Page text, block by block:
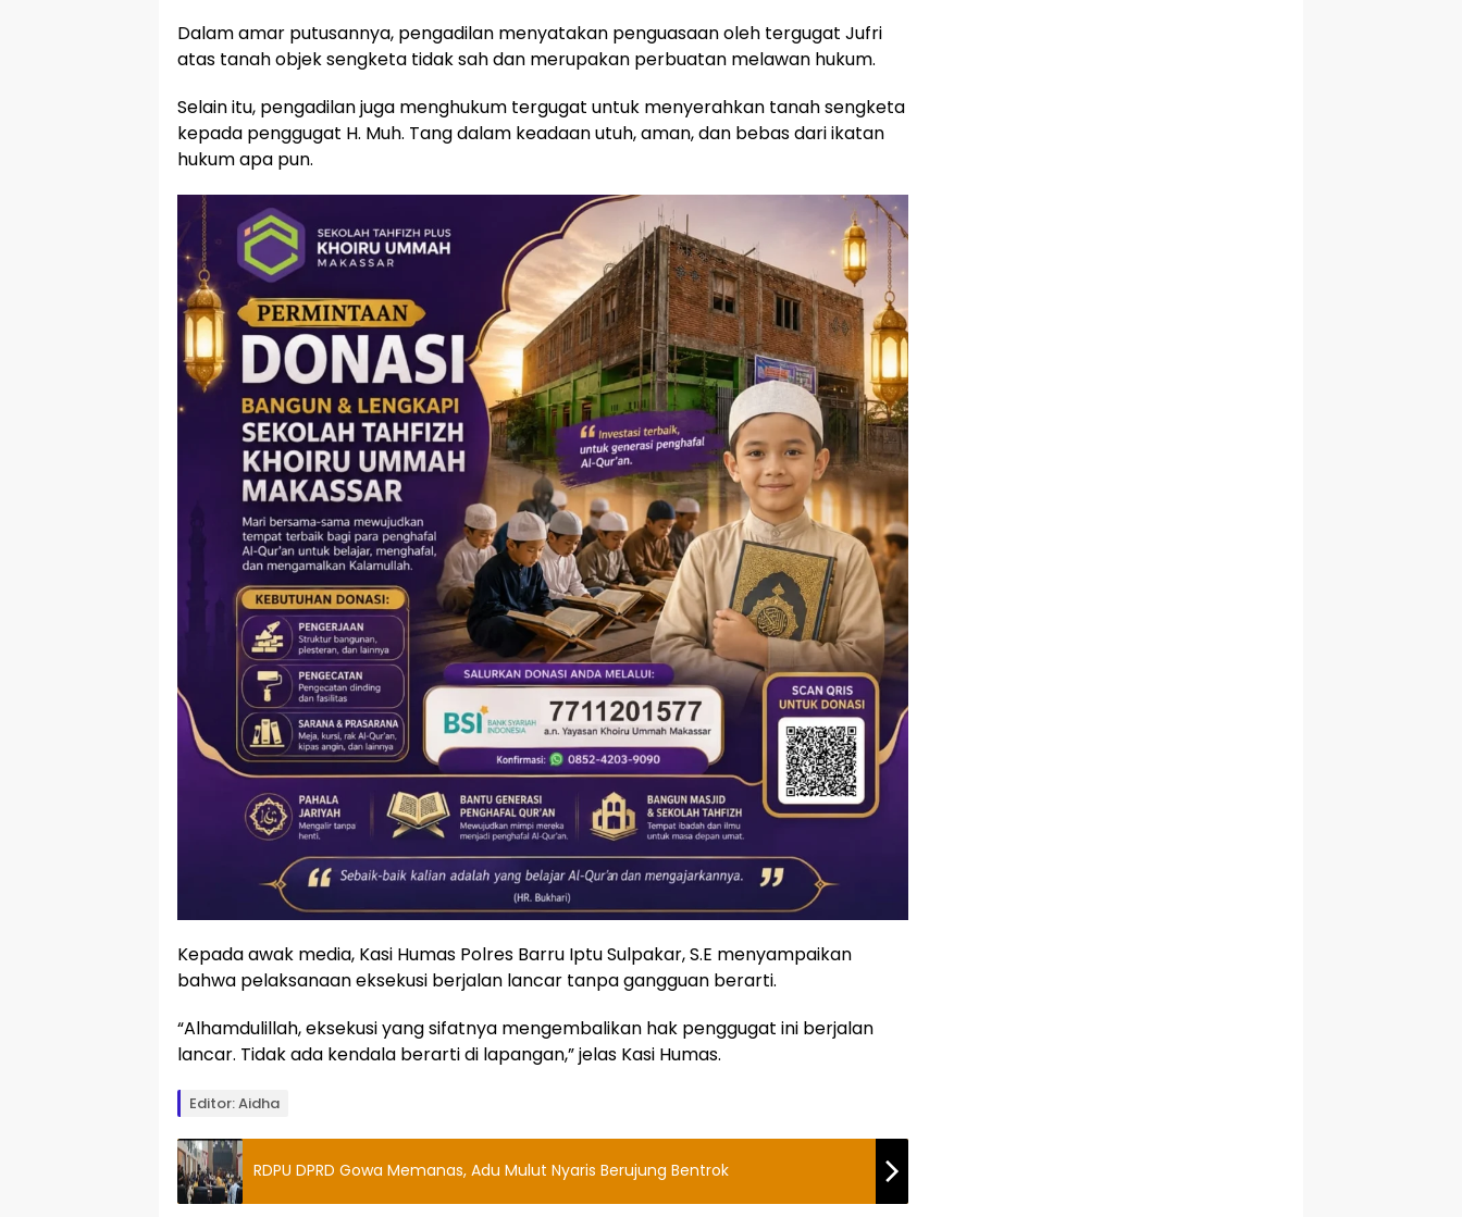
Dalam amar putusannya, pengadilan menyatakan penguasaan oleh tergugat Jufri
atas tanah objek sengketa tidak sah dan merupakan perbuatan melawan hukum.
Selain itu, pengadilan juga menghukum tergugat untuk menyerahkan tanah sengketa
kepada penggugat H. Muh. Tang dalam keadaan utuh, aman, dan bebas dari ikatan
hukum apa pun.
Kepada awak media, Kasi Humas Polres Barru Iptu Sulpakar, S.E menyampaikan
bahwa pelaksanaan eksekusi berjalan lancar tanpa gangguan berarti.
“Alhamdulillah, eksekusi yang sifatnya mengembalikan hak penggugat ini berjalan
lancar. Tidak ada kendala berarti di lapangan,” jelas Kasi Humas.
Editor: Aidha
RDPU DPRD Gowa Memanas, Adu Mulut Nyaris Berujung Bentrok